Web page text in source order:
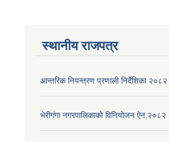
स्थानीय राजपत्र
आन्तरिक नियन्त्रण प्रणाली निर्देशिका २०८२
भेरीगंगा नगरपालिकाको विनियोजन ऐन,२०८२